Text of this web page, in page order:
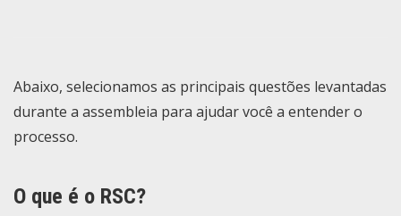
Abaixo, selecionamos as principais questões levantadas
durante a assembleia para ajudar você a entender o
processo.
O que é o RSC?